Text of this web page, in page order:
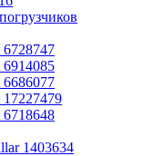
6728747
6914085
6686077
17227479
6718648
1403634